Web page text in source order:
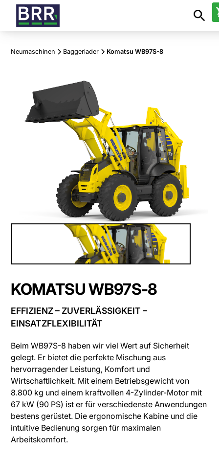
Neumaschinen Baggerlader Komatsu WB97S-8
KOMATSU WB97S-8
EFFIZIENZ – ZUVERLÄSSIGKEIT –
EINSATZFLEXIBILITÄT
Beim WB97S-8 haben wir viel Wert auf Sicherheit
gelegt. Er bietet die perfekte Mischung aus
hervorragender Leistung, Komfort und
Wirtschaftlichkeit. Mit einem Betriebsgewicht von
8.800 kg und einem kraftvollen 4-Zylinder-Motor mit
67 kW (90 PS) ist er für verschiedenste Anwendungen
bestens gerüstet. Die ergonomische Kabine und die
intuitive Bedienung sorgen für maximalen
Arbeitskomfort.